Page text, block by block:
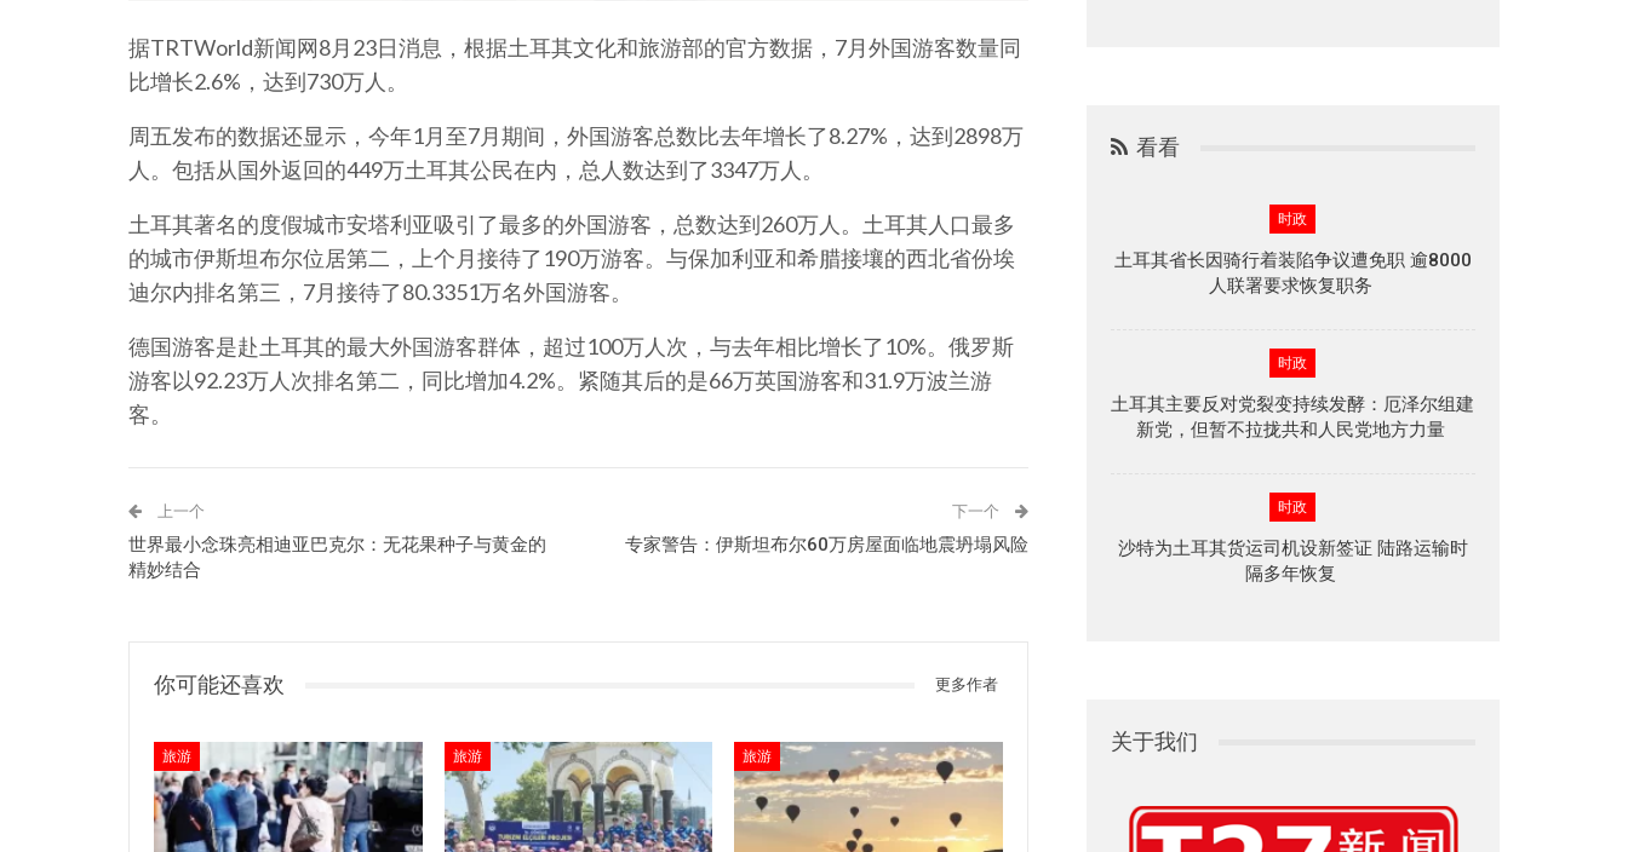
据TRTWorld新闻网8月23日消息，根据土耳其文化和旅游部的官方数据，7月外国游客数量同
比增长2.6%，达到730万人。
周五发布的数据还显示，今年1月至7月期间，外国游客总数比去年增长了8.27%，达到2898万
人。包括从国外返回的449万土耳其公民在内，总人数达到了3347万人。
土耳其著名的度假城市安塔利亚吸引了最多的外国游客，总数达到260万人。土耳其人口最多
的城市伊斯坦布尔位居第二，上个月接待了190万游客。与保加利亚和希腊接壤的西北省份埃
迪尔内排名第三，7月接待了80.3351万名外国游客。
德国游客是赴土耳其的最大外国游客群体，超过100万人次，与去年相比增长了10%。俄罗斯
游客以92.23万人次排名第二，同比增加4.2%。紧随其后的是66万英国游客和31.9万波兰游
客。
上一个
世界最小念珠亮相迪亚巴克尔：无花果种子与黄金的
精妙结合
下一个
专家警告：伊斯坦布尔60万房屋面临地震坍塌风险
你可能还喜欢 更多作者
旅游 旅游 旅游
看看
时政
土耳其省长因骑行着装陷争议遭免职 逾8000
人联署要求恢复职务
时政
土耳其主要反对党裂变持续发酵：厄泽尔组建
新党，但暂不拉拢共和人民党地方力量
时政
沙特为土耳其货运司机设新签证 陆路运输时
隔多年恢复
关于我们